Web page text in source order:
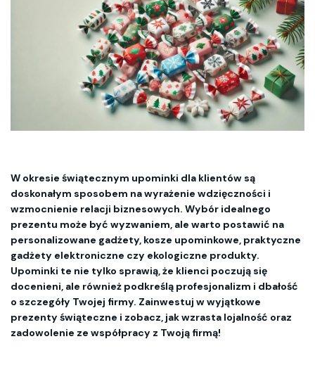
W okresie świątecznym upominki dla klientów są
doskonałym sposobem na wyrażenie wdzięczności i
wzmocnienie relacji biznesowych. Wybór idealnego
prezentu może być wyzwaniem, ale warto postawić na
personalizowane gadżety, kosze upominkowe, praktyczne
gadżety elektroniczne czy ekologiczne produkty.
Upominki te nie tylko sprawią, że klienci poczują się
docenieni, ale również podkreślą profesjonalizm i dbałość
o szczegóły Twojej firmy. Zainwestuj w wyjątkowe
prezenty świąteczne i zobacz, jak wzrasta lojalność oraz
zadowolenie ze współpracy z Twoją firmą!